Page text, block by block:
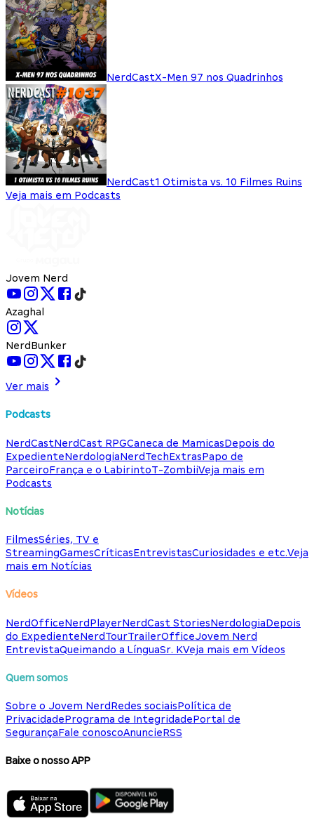
NerdCastX-Men 97 nos Quadrinhos
NerdCast1 Otimista vs. 10 Filmes Ruins
Veja mais em Podcasts
Jovem Nerd
Azaghal
NerdBunker
Ver mais
Podcasts
NerdCastNerdCast RPGCaneca de MamicasDepois do
ExpedienteNerdologiaNerdTechExtrasPapo de
ParceiroFrança e o LabirintoT-ZombiiVeja mais em
Podcasts
Notícias
FilmesSéries, TV e
StreamingGamesCríticasEntrevistasCuriosidades e etc.Veja
mais em Notícias
Vídeos
NerdOfficeNerdPlayerNerdCast StoriesNerdologiaDepois
do ExpedienteNerdTourTrailerOfficeJovem Nerd
EntrevistaQueimando a LínguaSr. KVeja mais em Vídeos
Quem somos
Sobre o Jovem NerdRedes sociaisPolítica de
PrivacidadePrograma de IntegridadePortal de
SegurançaFale conoscoAnuncieRSS
Baixe o nosso APP